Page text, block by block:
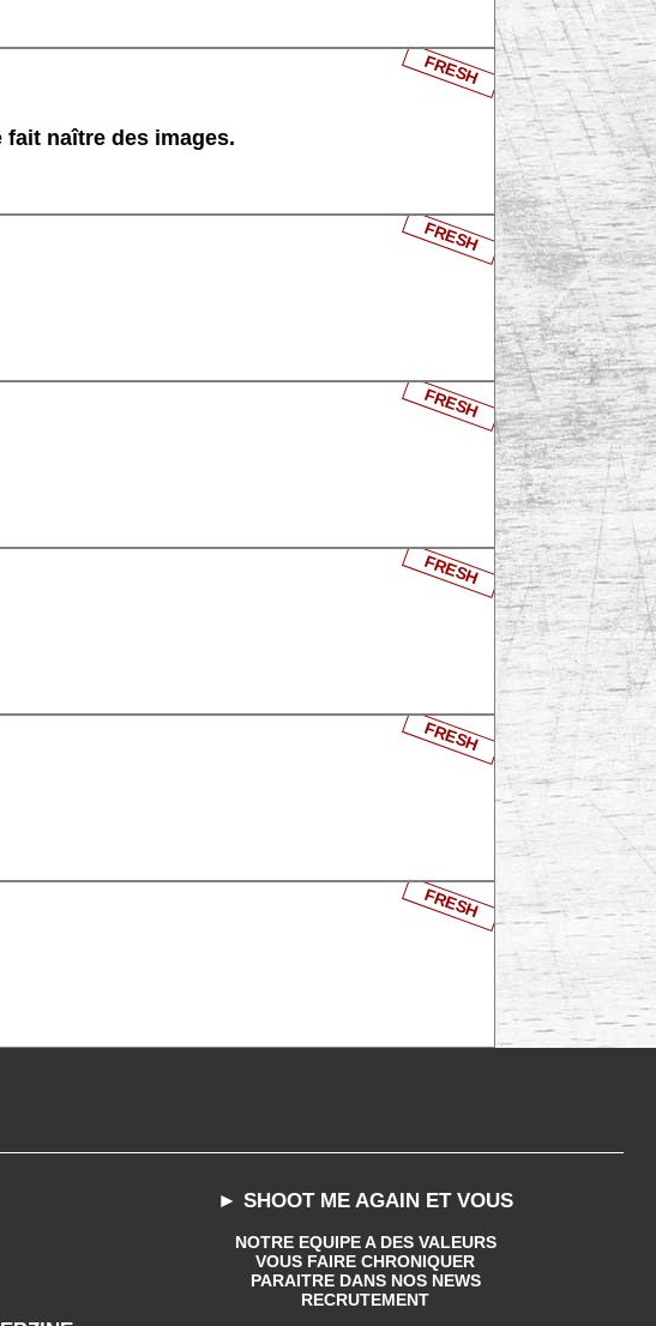
naître des images.
FRESH
FRESH
FRESH
FRESH
FRESH
FRESH
► SHOOT ME AGAIN ET VOUS
NOTRE EQUIPE A DES VALEURS
VOUS FAIRE CHRONIQUER
PARAITRE DANS NOS NEWS
RECRUTEMENT